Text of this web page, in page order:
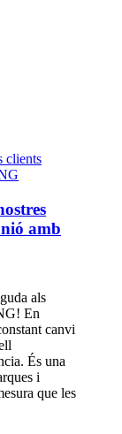
amb
als
En
canvi
És una
i
que les